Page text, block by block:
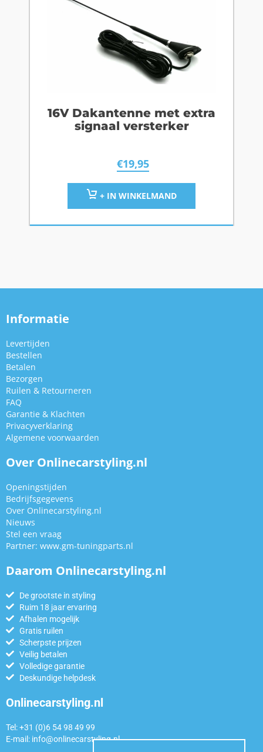
16V Dakantenne met extra
signaal versterker
€19,95
+ IN WINKELMAND
Informatie
Levertijden
Bestellen
Betalen
Bezorgen
Ruilen & Retourneren
FAQ
Garantie & Klachten
Privacyverklaring
Algemene voorwaarden
Over Onlinecarstyling.nl
Openingstijden
Bedrijfsgegevens
Over Onlinecarstyling.nl
Nieuws
Stel een vraag
Partner: www.gm-tuningparts.nl
Daarom Onlinecarstyling.nl
De grootste in styling
Ruim 18 jaar ervaring
Afhalen mogelijk
Gratis ruilen
Scherpste prijzen
Veilig betalen
Volledige garantie
Deskundige helpdesk
Onlinecarstyling.nl
Tel: +31 (0)6 54 98 49 99
E-mail: info@onlinecarstyling.nl